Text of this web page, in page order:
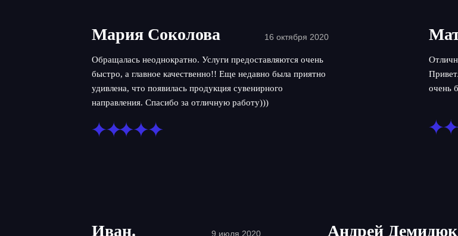
Мария Соколова 16 октября 2020
Обращалась неоднократно. Услуги предоставляются очень
быстро, а главное качественно!! Еще недавно была приятно
удивлена, что появилась продукция сувенирного
направления. Спасибо за отличную работу)))
очень
Иван. 9 июля 2020 Андрей Демидюк